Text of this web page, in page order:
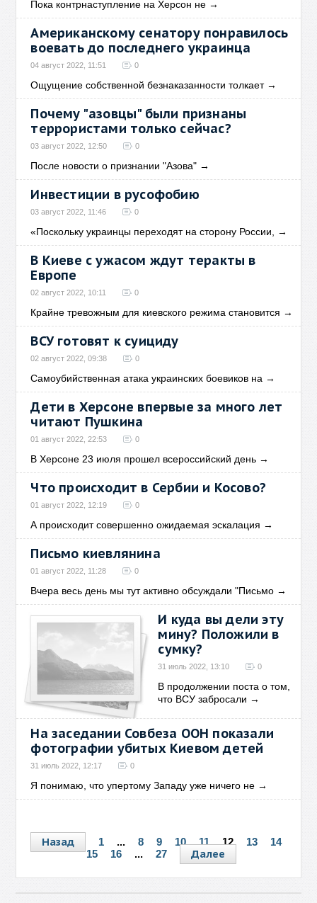
Пока контрнаступление на Херсон не →
Американскому сенатору понравилось
воевать до последнего украинца
04 август 2022, 11:51 0
Ощущение собственной безнаказанности толкает→
Почему "азовцы" были признаны
террористами только сейчас?
03 август 2022, 12:50 0
После новости о признании "Азова" →
Инвестиции в русофобию
03 август 2022, 11:46 0
«Поскольку украинцы переходят на сторону России, →
В Киеве с ужасом ждут теракты в
Европе
02 август 2022, 10:11 0
Крайне тревожным для киевского режима становится →
ВСУ готовят к суициду
02 август 2022, 09:38 0
Самоубийственная атака украинских боевиков на →
Дети в Херсоне впервые за много лет
читают Пушкина
01 август 2022, 22:53 0
В Херсоне 23 июля прошел всероссийский день →
Что происходит в Сербии и Косово?
01 август 2022, 12:19 0
А происходит совершенно ожидаемая эскалация →
Письмо киевлянина
01 август 2022, 11:28 0
Вчера весь день мы тут активно обсуждали "Письмо →
И куда вы дели эту
мину? Положили в
сумку?
31 июль 2022, 13:10 0
В продолжении поста о том,
что ВСУ забросали →
На заседании Совбеза ООН показали
фотографии убитых Киевом детей
31 июль 2022, 12:17 0
Я понимаю, что упертому Западу уже ничего не →
Назад 1 ... 8 9 10 11 12 13
14
15
16 ... 27 Далее